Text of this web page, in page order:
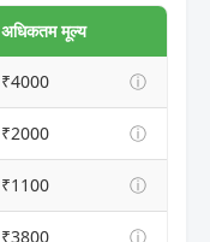
अधिकतम मूल्य
₹4000 ⓘ
₹2000 ⓘ
₹1100 ⓘ
₹3800 ⓘ